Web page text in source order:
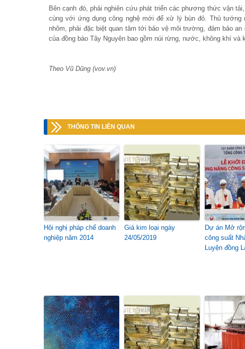
Bên cạnh đó, phải nghiên cứu phát triển các phương thức vận
cùng với ứng dụng công nghệ mới để xử lý bùn đỏ. Thủ tướng
nhôm, phải đặc biệt quan tâm tới bảo vệ môi trường, đảm bảo
của đồng bào Tây Nguyên bao gồm núi rừng, nước, không khí
Theo Vũ Dũng (vov.vn)
THÔNG TIN LIÊN QUAN
Hội nghị pháp chế doanh
nghiệp năm 2014
Giá kim loại ngày
24/05/2019
Dự án Mở
công suất
Luyện đồng